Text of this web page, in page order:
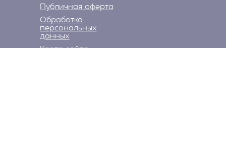
Публичная оферта
Обработка
персональных
данных
Карта сайта